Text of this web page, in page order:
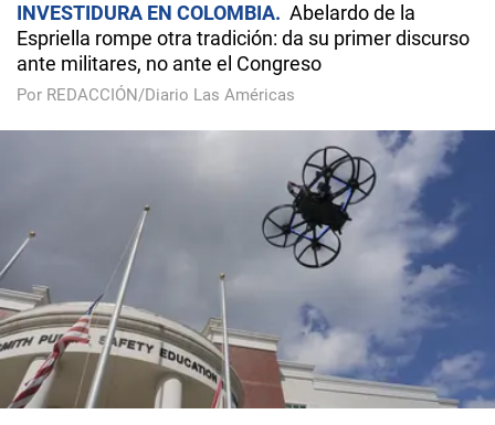
INVESTIDURA EN COLOMBIA
Abelardo de la
Espriella rompe otra tradición: da su primer discurso
ante militares, no ante el Congreso
Por REDACCIÓN/Diario Las Américas